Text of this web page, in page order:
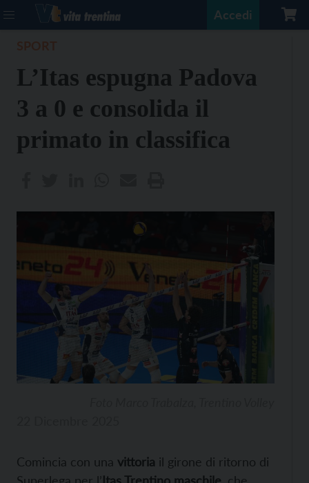
Accedi
L’Itas espugna Padova
3 a 0 e consolida il
primato in classifica
Comincia con una vittoria il girone di ritorno di